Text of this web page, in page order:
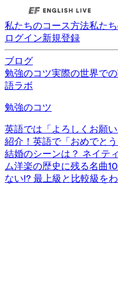
私たちのコース方法私た
ログイン新規登録
ブログ
勉強のコツ実際の世界で
語ラボ
勉強のコツ
英語では「よろしくお願
紹介！ 英語で「おめでと
結婚のシーンは？ ネイテ
ム洋楽の歴史に残る名曲
ない!? 最上級と比較級を